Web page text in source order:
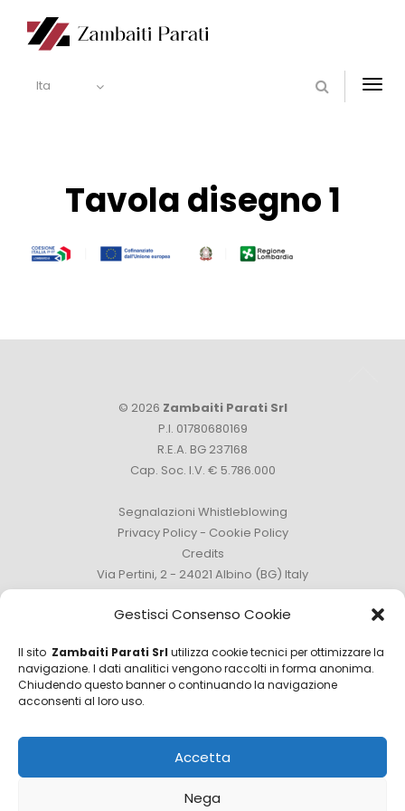
Gestisci Consenso Cookie
Il sito Zambaiti Parati Srl utilizza cookie tecnici per ottimizzare la
navigazione. I dati analitici vengono raccolti in forma anonima.
Chiudendo questo banner o continuando la navigazione
acconsenti al loro uso.
Accetta
Nega
Ita
Tavola disegno 1
© 2026 Zambaiti Parati Srl
P.I. 01780680169
R.E.A. BG 237168
Cap. Soc. I.V. € 5.786.000
Segnalazioni Whistleblowing
Privacy Policy- Cookie Policy
Credits
Via Pertini, 2 - 24021 Albino (BG) Italy
Ufficio Acquisti
purchase@zambaitiparati.com